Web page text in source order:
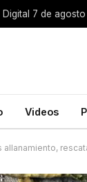
Digital 7 de
Videos
allanamiento,